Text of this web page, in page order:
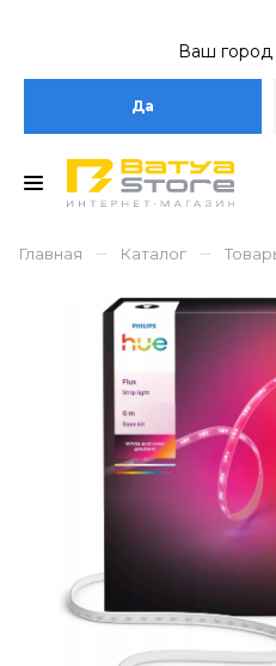
Ваш город
Да
Главная – Каталог –